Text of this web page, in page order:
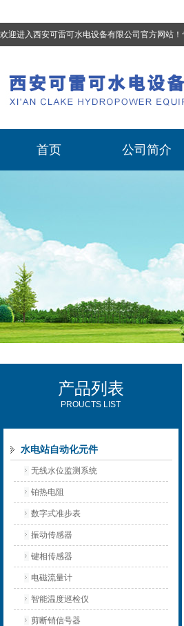
欢迎进入西安可雷可水电设备有限公司官方网站！
西安可雷可水电设备有限公司
首页 公司简介
产品列表
PROUCTS LIST
水电站自动化元件
无线水位监测系统
铂热电阻
数字式准步表
振动传感器
键相传感器
电磁流量计
智能温度巡检仪
剪断销信号器